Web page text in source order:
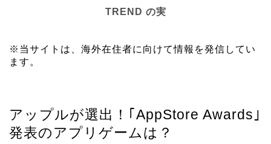
TREND の実
※当サイトは、海外在住者に向けて情報を発信してい
ます。
アップルが選出！｢AppStore Awards｣
発表のアプリゲームは？